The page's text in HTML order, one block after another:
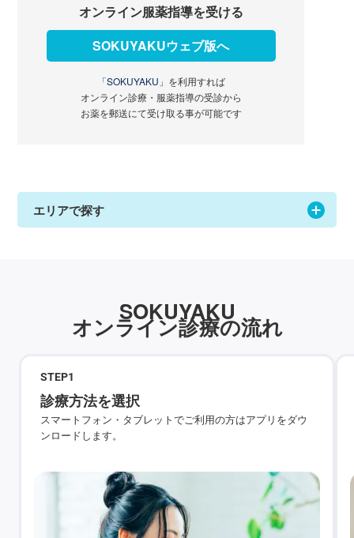
オンライン服薬指導を受ける
SOKUYAKUウェブ版へ
「SOKUYAKU」 を利用すれば
オンライン診療・服薬指導の受診から
お薬を郵送にて受け取る事が可能です
エリアで探す
SOKUYAKU
オンライン診療の流れ
STEP1
診療方法を選択
スマートフォン・タブレットでご利用の方はアプリをダウ
ンロードします。